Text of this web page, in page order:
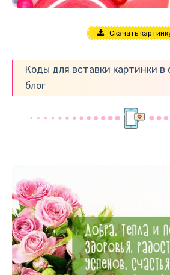
Скачать
Коды для вставки картинки в
блог